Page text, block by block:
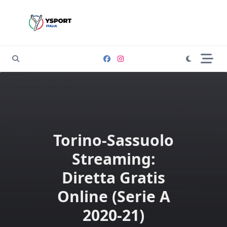
Torino-Sassuolo
Streaming:
Diretta Gratis
Online (Serie A
2020-21)